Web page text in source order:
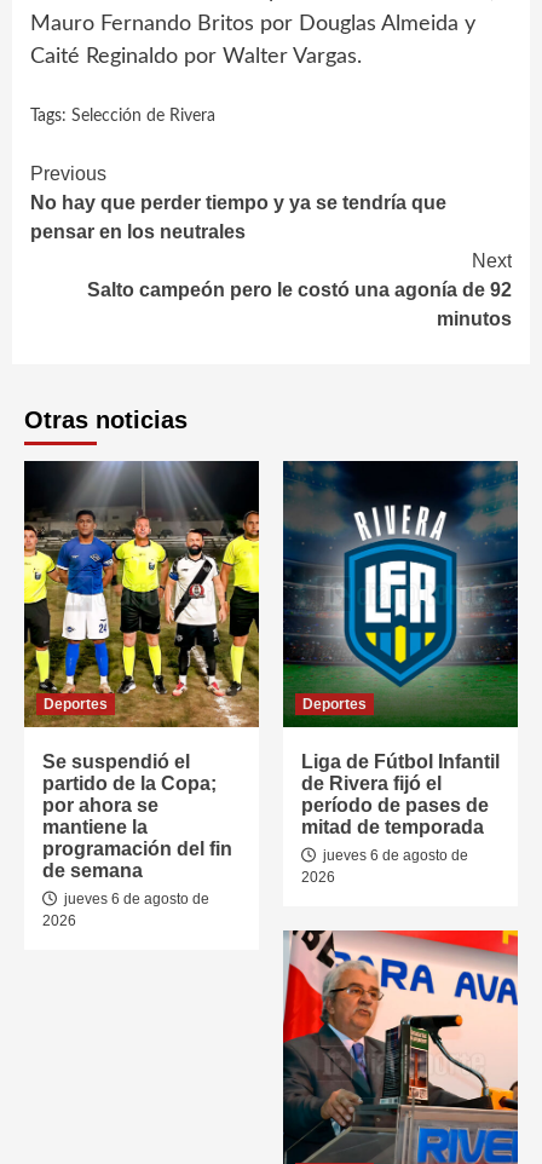
Mauro Fernando Britos por Douglas Almeida y
Caité Reginaldo por Walter Vargas.
Tags: Selección de Rivera
Continue
Reading
Previous
No hay que perder tiempo y ya se tendría que
pensar en los neutrales
Next
Salto campeón pero le costó una agonía de 92
minutos
Otras noticias
Deportes
Se suspendió el
partido de la Copa;
por ahora se
mantiene la
programación del fin
de semana
jueves 6 de agosto de
2026
Deportes
Liga de Fútbol Infantil
de Rivera fijó el
período de pases de
mitad de temporada
jueves 6 de agosto de
2026